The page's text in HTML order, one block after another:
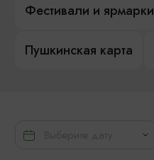
Фестивали и ярмарки
Пушкинская карта